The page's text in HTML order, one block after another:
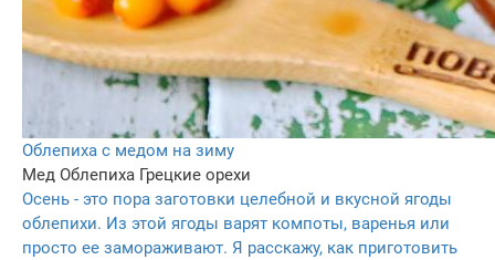
Облепиха с медом на зиму
Мед Облепиха Грецкие орехи
Осень - это пора заготовки целебной и вкусной ягоды
облепихи. Из этой ягоды варят компоты, варенья или
просто ее замораживают. Я расскажу, как приготовить